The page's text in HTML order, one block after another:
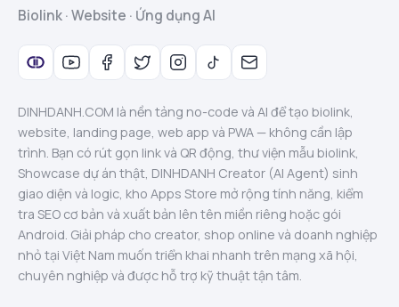
Biolink · Website · Ứng dụng AI
DINHDANH.COM là nền tảng no-code và AI để tạo biolink,
website, landing page, web app và PWA — không cần lập
trình. Bạn có rút gọn link và QR động, thư viện mẫu biolink,
Showcase dự án thật, DINHDANH Creator (AI Agent) sinh
giao diện và logic, kho Apps Store mở rộng tính năng, kiểm
tra SEO cơ bản và xuất bản lên tên miền riêng hoặc gói
Android. Giải pháp cho creator, shop online và doanh nghiệp
nhỏ tại Việt Nam muốn triển khai nhanh trên mạng xã hội,
chuyên nghiệp và được hỗ trợ kỹ thuật tận tâm.